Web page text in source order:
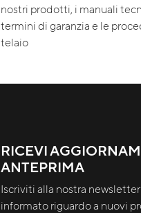
nostri prodotti, i manuali
termini di garanzia e le
telaio
RICEVI
ANTEPRIMA
Iscriviti alla nostra
informato riguardo a nuovi